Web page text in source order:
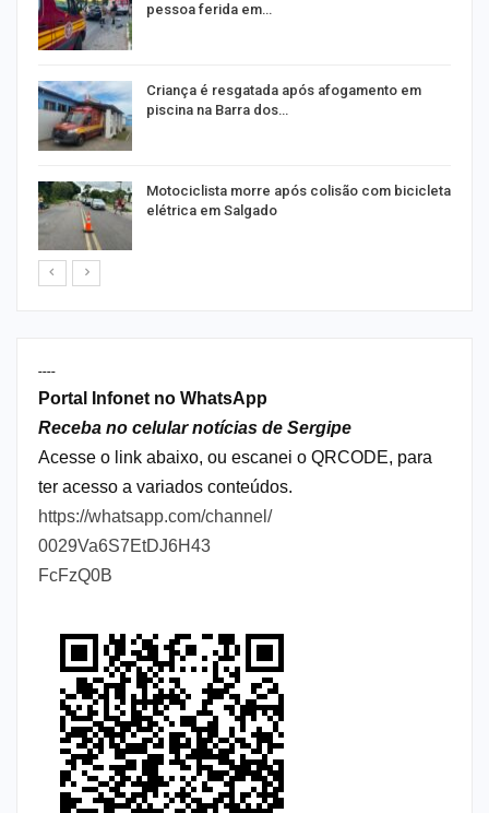
pessoa ferida em…
Criança é resgatada após afogamento em
piscina na Barra dos…
Motociclista morre após colisão com bicicleta
elétrica em Salgado
----
Portal Infonet no WhatsApp
Receba no celular notícias de Sergipe
Acesse o link abaixo, ou escanei o QRCODE, para
ter acesso a variados conteúdos.
https://whatsapp.com/channel/
0029Va6S7EtDJ6H43
FcFzQ0B